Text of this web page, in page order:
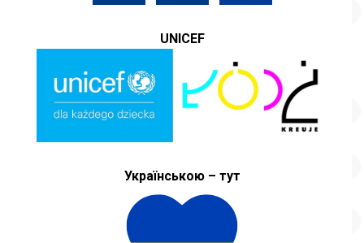
UNICEF
Українською – тут